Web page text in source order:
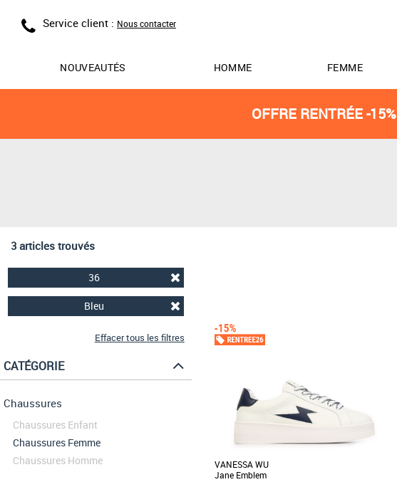
Service client : Nous contacter
NOUVEAUTÉS HOMME FEMME
OFFRE RENTRÉE -15%
3 articles trouvés
36
Bleu
Effacer tous les filtres
CATÉGORIE
Chaussures
Chaussures Enfant
Chaussures Femme
Chaussures Homme
VANESSA WU
Jane Emblem